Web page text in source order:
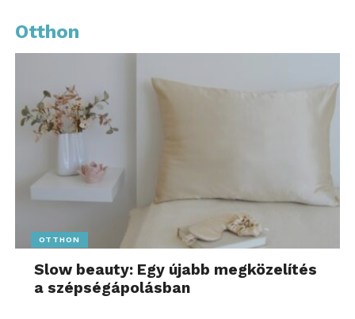
Otthon
OTTHON
Slow beauty: Egy újabb megközelítés
a szépségápolásban